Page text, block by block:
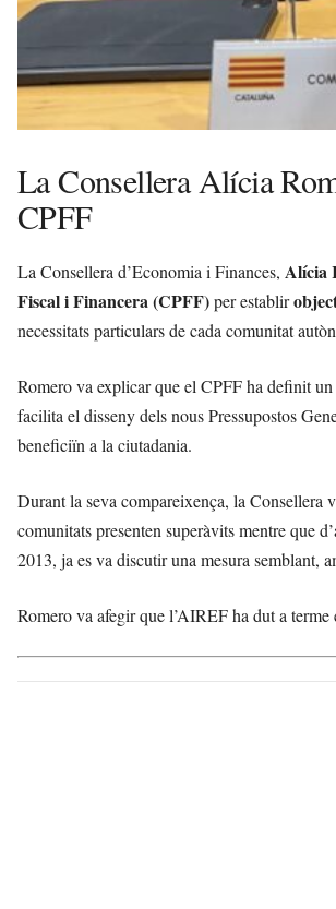
La Consellera Alícia
CPFF
La Consellera d’Economia i Finances, Alícia
Fiscal i Financera (CPFF)per establir
necessitats particulars de cada comunitat
Romero va explicar que el CPFF ha definit
facilita el disseny dels nous Pressupostos
beneficiïn a la ciutadania.
Durant la seva compareixença, la Consellera
comunitats presenten superàvits mentre que
2013, ja es va discutir una mesura semblant,
Romero va afegir que l’AIREF ha dut a